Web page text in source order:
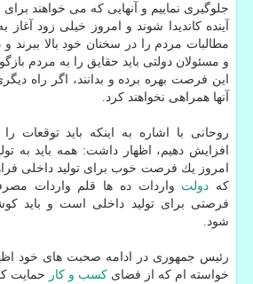
جلوگیری نماییم و آنهایی كه می خواهند
آینده كاندیدا شوند و امروز خیلی زود آغاز به
مطالبات مردم را در سخنان خود بالا ببرند و
و مسئولان دولتی باید حقایق را به مردم
این فرصت بهره برده و بدانند، اگر راه
آنها همراهی نخواهند كرد.
روحانی با اشاره به اینكه باید توقعات را
افزایش دهیم، اظهار داشت: همه باید به
امروز یك فرصت خوب برای تولید داخلی
كه دولت واردات ده ها قلم واردات
فرصتی برای تولید داخلی است و باید
شود.
رئیس جمهوری در ادامه صحبت های خود
خواسته ام كه از فضای كسب و كار حمایت